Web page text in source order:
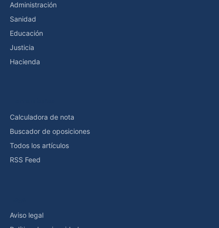
Administración
Sanidad
Educación
Justicia
Hacienda
Calculadora de nota
Buscador de oposiciones
Todos los artículos
RSS Feed
Aviso legal